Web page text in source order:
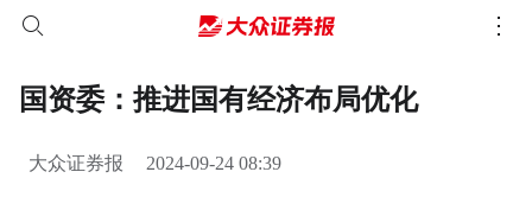
国资委：推进国有经济布局优化
大众证券报 2024-09-24 08:39